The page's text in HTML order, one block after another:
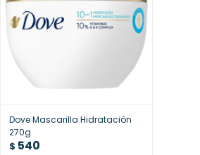
Dove Mascarilla Hidratación
270g
$ 540